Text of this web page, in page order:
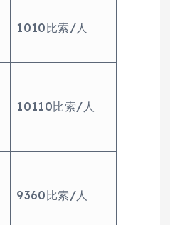
1010比索/人
10110比索/人
9360比索/人